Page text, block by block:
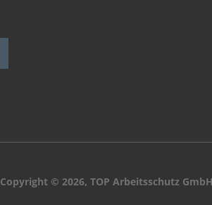
Copyright © 2026, TOP Arbeitsschutz